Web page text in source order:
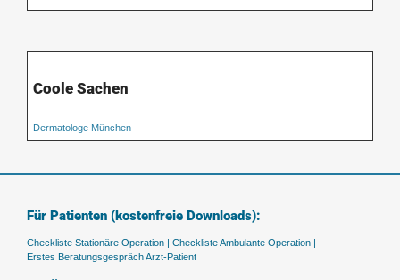
Coole Sachen
Dermatologe München
Für Patienten (kostenfreie Downloads):
Checkliste Stationäre Operation | Checkliste Ambulante Operation |
Erstes Beratungsgespräch Arzt-Patient